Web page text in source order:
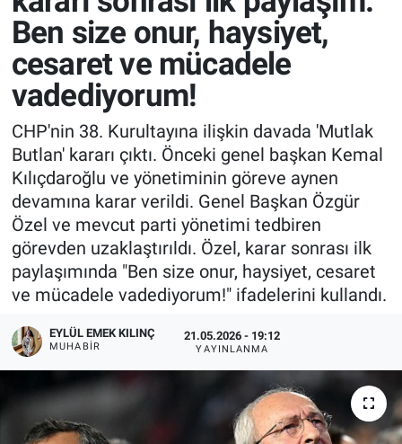
Ben size onur, haysiyet,
cesaret ve mücadele
vadediyorum!
CHP'nin 38. Kurultayına ilişkin davada 'Mutlak
Butlan' kararı çıktı. Önceki genel başkan Kemal
Kılıçdaroğlu ve yönetiminin göreve aynen
devamına karar verildi. Genel Başkan Özgür
Özel ve mevcut parti yönetimi tedbiren
görevden uzaklaştırıldı. Özel, karar sonrası ilk
paylaşımında "Ben size onur, haysiyet, cesaret
ve mücadele vadediyorum!" ifadelerini kullandı.
EYLÜL EMEK KILINÇ
MUHABIR
21.05.2026 - 19:12
YAYINLANMA